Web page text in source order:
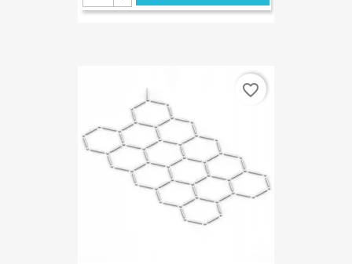
favorite_border